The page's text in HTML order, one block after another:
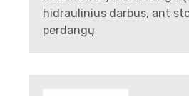
hidraulinius darbus, ant
perdangų